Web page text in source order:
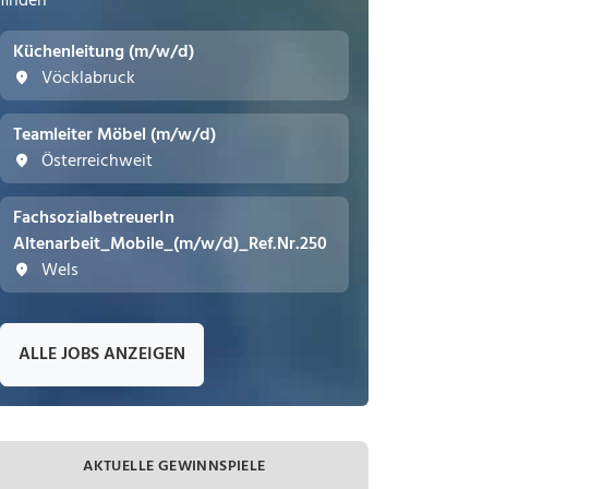
Küchenleitung (m/w/d)
Vöcklabruck
Teamleiter Möbel (m/w/d)
Österreichweit
FachsozialbetreuerIn
Altenarbeit_Mobile_(m/w/d)_Ref.Nr.250
Wels
ALLE JOBS ANZEIGEN
AKTUELLE GEWINNSPIELE